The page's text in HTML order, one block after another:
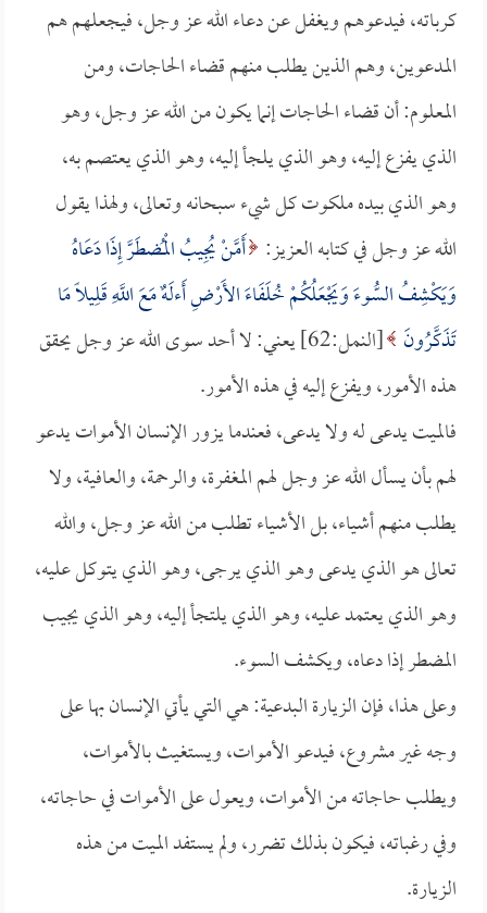
كرباته، فيدعوهم ويغفل عن دعاء الله عز وجل، فيجعلهم هم
المدعوين، وهم الذين يطلب منهم قضاء الحاجات، ومن
المعلوم: أن قضاء الحاجات إنما يكون من الله عز وجل، وهو
الذي يفزع إليه، وهو الذي يلجأ إليه، وهو الذي يعتصم به،
وهو الذي بيده ملكوت كل شيء سبحانه وتعالى، ولهذا يقول
الله عز وجل في كتابه العزيز: أَمَّنْ يُجِيبُ الْمُضطَرَّ إِذَا دَعَاهُ
وَيَكْشِفُ السُّوءَ وَيَجْعَلُكُمْ خُلَفَاءَ الأَرْضِ أَءلَهٌ مَعَ اللَّهِ قَلِيلًا مَا
تَذَكَّرُونَ
[النمل:62] يعني: لا أحد سوى الله عز وجل يحقق
هذه الأمور، ويفزع إليه في هذه الأمور.
فالميت يدعى له ولا يدعى، فعندما يزور الإنسان الأموات يدعو
لهم بأن يسأل الله عز وجل لهم المغفرة، والرحمة، والعافية، ولا
يطلب منهم أشياء، بل الأشياء تطلب من الله عز وجل، والله
تعالى هو الذي يدعى وهو الذي يرجى، وهو الذي يتوكل عليه،
وهو الذي يعتمد عليه، وهو الذي يلتجأ إليه، وهو الذي يجيب
المضطر إذا دعاه، ويكشف السوء.
وعلى هذا، فإن الزيارة البدعية: هي التي يأتي الإنسان بها على
وجه غير مشروع، فيدعو الأموات، ويستغيث بالأموات،
ويطلب حاجاته من الأموات، ويعول على الأموات في حاجاته،
وفي رغباته، فيكون بذلك تضرر، ولم يستفد الميت من هذه
الزيارة.